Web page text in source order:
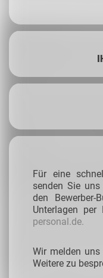
Für eine
senden Sie
den
Unterlagen per
personal.de.
Wir melden
Weitere zu